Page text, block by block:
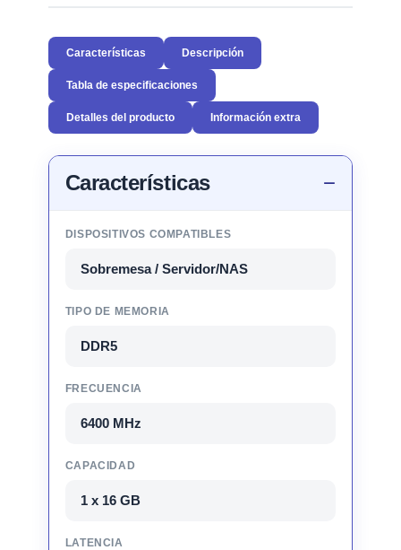
Características Descripción
Tabla de especificaciones
Detalles del producto Información extra
Características
DISPOSITIVOS COMPATIBLES
Sobremesa / Servidor/NAS
TIPO DE MEMORIA
DDR5
FRECUENCIA
6400 MHz
CAPACIDAD
1 x 16 GB
LATENCIA